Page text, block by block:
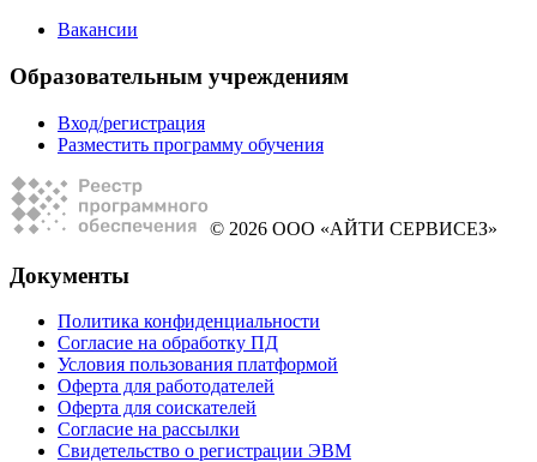
Вакансии
Образовательным учреждениям
Вход/регистрация
Разместить программу обучения
© 2026 ООО «АЙТИ СЕРВИСЕЗ»
Документы
Политика конфиденциальности
Согласие на обработку ПД
Условия пользования платформой
Оферта для работодателей
Оферта для соискателей
Согласие на рассылки
Свидетельство о регистрации ЭВМ